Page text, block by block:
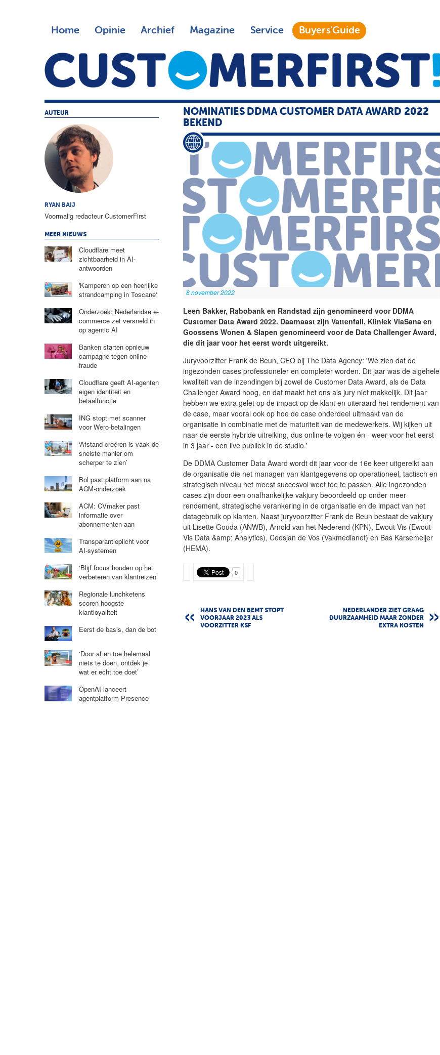
Home Opinie Archief Magazine Service Buyers'Guide
NOMINATIES DDMA CUSTOMER DATA AWARD 2022
BEKEND
8 november 2022
Leen Bakker, Rabobank en Randstad zijn genomineerd voor DDMA
Customer Data Award 2022. Daarnaast zijn Vattenfall, Kliniek ViaSana en
Goossens Wonen & Slapen genomineerd voor de Data Challenger Award,
die dit jaar voor het eerst wordt uitgereikt.
Juryvoorzitter Frank de Beun, CEO bij The Data Agency: 'We zien dat de
ingezonden cases professioneler en completer worden. Dit jaar was de algehele
kwaliteit van de inzendingen bij zowel de Customer Data Award, als de Data
Challenger Award hoog, en dat maakt het ons als jury niet makkelijk. Dit jaar
hebben we extra gelet op de impact op de klant en uiteraard het rendement van
de case, maar vooral ook op hoe de case onderdeel uitmaakt van de
organisatie in combinatie met de maturiteit van de medewerkers. Wij kijken uit
naar de eerste hybride uitreiking, dus online te volgen én - weer voor het eerst
in 3 jaar - een live publiek in de studio.'
De DDMA Customer Data Award wordt dit jaar voor de 16e keer uitgereikt aan
de organisatie die het managen van klantgegevens op operationeel, tactisch en
strategisch niveau het meest succesvol weet toe te passen. Alle ingezonden
cases zijn door een onafhankelijke vakjury beoordeeld op onder meer
rendement, strategische verankering in de organisatie en de impact van het
datagebruik op klanten. Naast juryvoorzitter Frank de Beun bestaat de vakjury
uit Lisette Gouda (ANWB), Arnold van het Nederend (KPN), Ewout Vis (Ewout
Vis Data &amp; Analytics), Ceesjan de Vos (Vakmedianet) en Bas Karsemeijer
(HEMA).
0
HANS VAN DEN BEMT STOPT
VOORJAAR 2023 ALS
VOORZITTER KSF
NEDERLANDER ZIET GRAAG
DUURZAAMHEID MAAR ZONDER
EXTRA KOSTEN
AUTEUR
RYAN BAIJ
Voormalig redacteur CustomerFirst
MEER NIEUWS
Cloudflare meet
zichtbaarheid in AI-
antwoorden
'Kamperen op een heerlijke
strandcamping in Toscane'
Onderzoek: Nederlandse e-
commerce zet versneld in
op agentic AI
Banken starten opnieuw
campagne tegen online
fraude
Cloudflare geeft AI-agenten
eigen identiteit en
betaalfunctie
ING stopt met scanner
voor Wero-betalingen
‘Afstand creëren is vaak de
snelste manier om
scherper te zien’
Bol past platform aan na
ACM-onderzoek
ACM: CVmaker past
informatie over
abonnementen aan
Transparantieplicht voor
AI-systemen
‘Blijf focus houden op het
verbeteren van klantreizen’
Regionale lunchketens
scoren hoogste
klantloyaliteit
Eerst de basis, dan de bot
‘Door af en toe helemaal
niets te doen, ontdek je
wat er echt toe doet’
OpenAI lanceert
agentplatform Presence